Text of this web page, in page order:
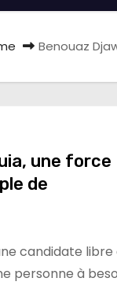
Benouaz
une force
de
candidate libre
personne à